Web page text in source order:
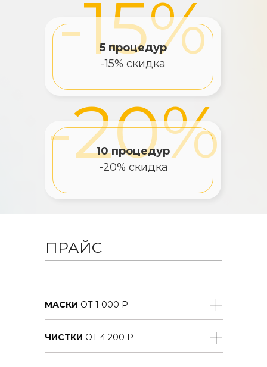
-15%
-20%
5 процедур
-15% скидка
10 процедур
-20% скидка
ПРАЙС
МАСКИ ОТ 1 000 Р
ЧИСТКИ ОТ 4 200 Р